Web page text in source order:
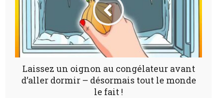
Laissez un oignon au congélateur avant
d’aller dormir – désormais tout le monde
le fait !